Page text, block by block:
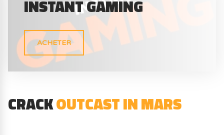
INSTANT GAMING
ACHETER
CRACKOUTCAST IN MARS